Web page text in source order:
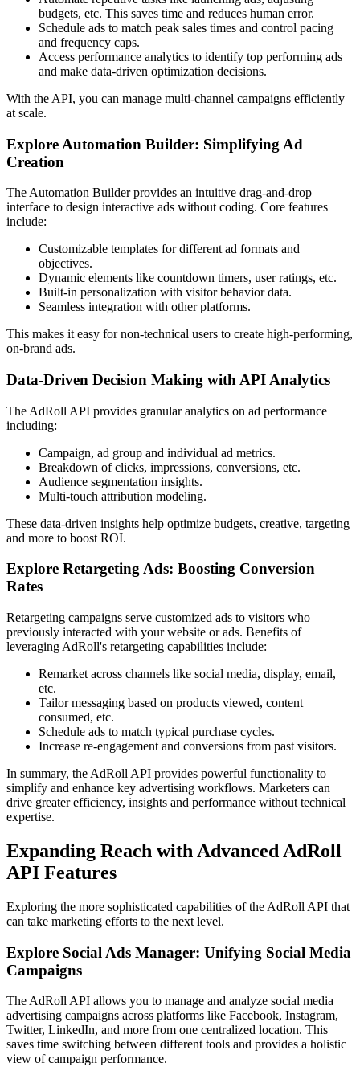
budgets, etc. This saves time and reduces human error.
Schedule ads to match peak sales times and control pacing
and frequency caps.
Access performance analytics to identify top performing ads
and make data-driven optimization decisions.
With the API, you can manage multi-channel campaigns efficiently
at scale.
Explore Automation Builder: Simplifying Ad
Creation
The Automation Builder provides an intuitive drag-and-drop
interface to design interactive ads without coding. Core features
include:
Customizable templates for different ad formats and
objectives.
Dynamic elements like countdown timers, user ratings, etc.
Built-in personalization with visitor behavior data.
Seamless integration with other platforms.
This makes it easy for non-technical users to create high-performing,
on-brand ads.
Data-Driven Decision Making with API Analytics
The AdRoll API provides granular analytics on ad performance
including:
Campaign, ad group and individual ad metrics.
Breakdown of clicks, impressions, conversions, etc.
Audience segmentation insights.
Multi-touch attribution modeling.
These data-driven insights help optimize budgets, creative, targeting
and more to boost ROI.
Explore Retargeting Ads: Boosting Conversion
Rates
Retargeting campaigns serve customized ads to visitors who
previously interacted with your website or ads. Benefits of
leveraging AdRoll's retargeting capabilities include:
Remarket across channels like social media, display, email,
etc.
Tailor messaging based on products viewed, content
consumed, etc.
Schedule ads to match typical purchase cycles.
Increase re-engagement and conversions from past visitors.
In summary, the AdRoll API provides powerful functionality to
simplify and enhance key advertising workflows. Marketers can
drive greater efficiency, insights and performance without technical
expertise.
Expanding Reach with Advanced AdRoll
API Features
Exploring the more sophisticated capabilities of the AdRoll API that
can take marketing efforts to the next level.
Explore Social Ads Manager: Unifying Social Media
Campaigns
The AdRoll API allows you to manage and analyze social media
advertising campaigns across platforms like Facebook, Instagram,
Twitter, LinkedIn, and more from one centralized location. This
saves time switching between different tools and provides a holistic
view of campaign performance.